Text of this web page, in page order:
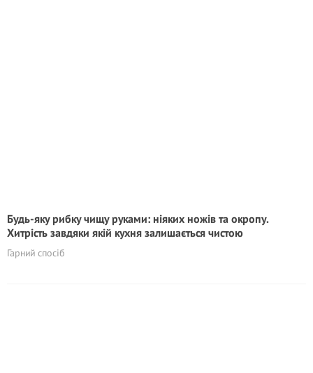
Будь-яку рибку чищу руками: ніяких ножів та окропу.
Хитрість завдяки якій кухня залишається чистою
Гарний спосіб